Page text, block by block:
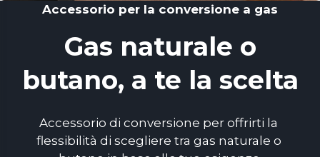
Accessorio per la conversione a gas
Gas naturale o
butano, a te la scelta
Accessorio di conversione per offrirti la
flessibilità di scegliere tra gas naturale o